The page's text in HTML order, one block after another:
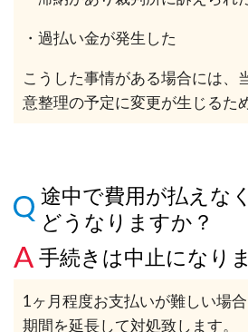
・過払い金が発生した
こうした事情がある場合には、
意整理の予定に変更が生じるた
途中で費用が払えな
どうなりますか？
手続きは中止になり
1ヶ月程度お支払いが難しい場
期間を延長して対処致します。